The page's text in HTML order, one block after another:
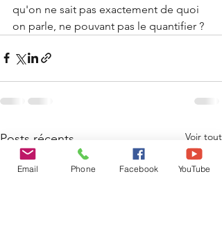
qu'on ne sait pas exactement de quoi
on parle, ne pouvant pas le quantifier ?
Posts récents Voir tout
Email Phone Facebook YouTube